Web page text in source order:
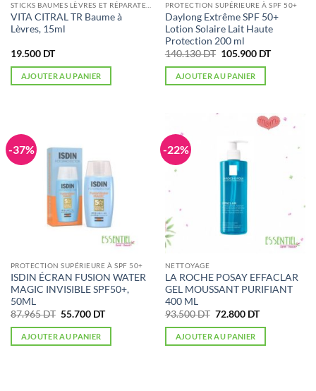
VITA CITRAL TR Baume à
Lèvres, 15ml
19.500 DT
AJOUTER AU PANIER
PROTECTION SUPÉRIEURE À SPF 50+
Daylong Extrême SPF 50+
Lotion Solaire Lait Haute
Protection 200 ml
140.130DT Le
initial
était :
105.900 DTLe
AJOUTER AU PANIER
-37%
PROTECTION SUPÉRIEURE À SPF 50+
ISDIN ÉCRAN FUSION WATER
MAGIC INVISIBLE SPF50+,
50ML
87.965DT Le
initial
était :
55.700 DTLe
actuel
AJOUTER AU PANIER
-22%
NETTOYAGE
LA ROCHE POSAY EFFACLAR
GEL MOUSSANT PURIFIANT
400 ML
93.500DT Le
initial
était :
72.800 DTLe
actuel
AJOUTER AU PANIER